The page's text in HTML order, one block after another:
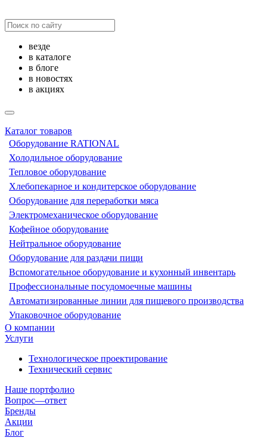
везде
в каталоге
в блоге
в новостях
в акциях
Каталог товаров
Оборудование RATIONAL
Холодильное оборудование
Тепловое оборудование
Хлебопекарное и кондитерское оборудование
Оборудование для переработки мяса
Электромеханическое оборудование
Кофейное оборудование
Нейтральное оборудование
Оборудование для раздачи пищи
Вспомогательное оборудование и кухонный инвентарь
Профессиональные посудомоечные машины
Автоматизированные линии для пищевого производства
Упаковочное оборудование
О компании
Услуги
Технологическое проектирование
Технический сервис
Наше портфолио
Вопрос—ответ
Бренды
Акции
Блог